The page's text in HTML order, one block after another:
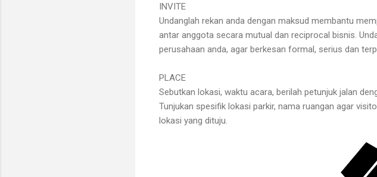
INVITE
Undanglah rekan anda dengan maksud membantu
antar anggota secara mutual dan reciprocal bisnis.
perusahaan anda, agar berkesan formal, serius dan
PLACE
Sebutkan lokasi, waktu acara, berilah petunjuk jalan
Tunjukan spesifik lokasi parkir, nama ruangan agar
lokasi yang dituju.